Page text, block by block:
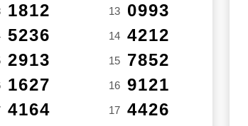
1812
5236
2913
1627
4164
13 0993
14 4212
15 7852
16 9121
17 4426